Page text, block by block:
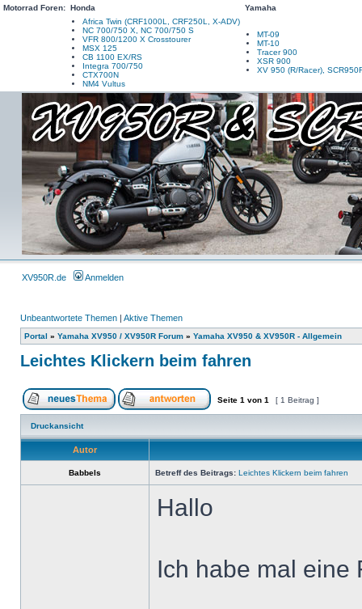
Motorrad Foren: Honda
Yamaha
Africa Twin (CRF1000L, CRF250L, X-ADV)
NC 700/750 X, NC 700/750 S
VFR 800/1200 X Crosstourer
MSX 125
CB 1100 EX/RS
Integra 700/750
CTX700N
NM4 Vultus
MT-09
MT-10
Tracer 900
XSR 900
XV 950 (R/Racer),
XV950R.de Anmelden
Unbeantwortete Themen | Aktive Themen
Portal » Yamaha XV950 / XV950R Forum » Yamaha XV950 & XV950R - Allgemein
Leichtes Klickern beim fahren
Seite 1 von 1 [ 1 Beitrag ]
Druckansicht
Autor
Babbels Betreff des Beitrags: Leichtes Klickern beim fahren
Hallo
Ich habe mal eine